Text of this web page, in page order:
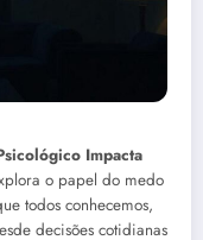
Impacta
o papel do medo
todos conhecemos,
decisões cotidianas